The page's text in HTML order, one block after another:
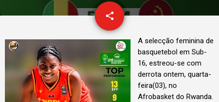
share
email
A selecção feminina de
basquetebol em Sub-
16, estreou-se com
derrota ontem, quarta-
feira(03), no
Afrobasket do Rwanda.